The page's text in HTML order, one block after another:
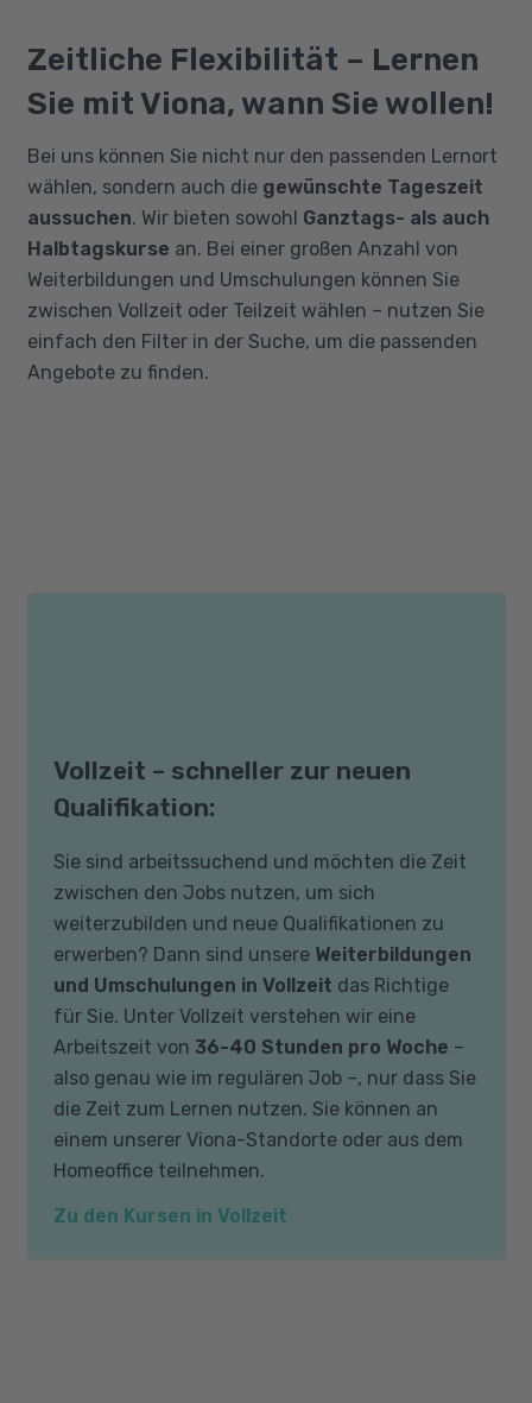
Zeitliche Flexibilität – Lernen
Sie mit Viona, wann Sie wollen!
Bei uns können Sie nicht nur den passenden Lernort
wählen, sondern auch die gewünschte Tageszeit
aussuchen. Wir bieten sowohl Ganztags- als auch
Halbtagskurse an. Bei einer großen Anzahl von
Weiterbildungen und Umschulungen können Sie
zwischen Vollzeit oder Teilzeit wählen – nutzen Sie
einfach den Filter in der Suche, um die passenden
Angebote zu finden.
Vollzeit – schneller zur neuen
Qualifikation:
Sie sind arbeitssuchend und möchten die Zeit
zwischen den Jobs nutzen, um sich
weiterzubilden und neue Qualifikationen zu
erwerben? Dann sind unsere Weiterbildungen
und Umschulungen in Vollzeit das Richtige
für Sie. Unter Vollzeit verstehen wir eine
Arbeitszeit von 36-40 Stunden pro Woche –
also genau wie im regulären Job –, nur dass Sie
die Zeit zum Lernen nutzen. Sie können an
einem unserer Viona-Standorte oder aus dem
Homeoffice teilnehmen.
Zu den Kursen in Vollzeit